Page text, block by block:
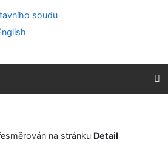
přístupnosti
na stránku Detail